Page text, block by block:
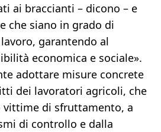
ai braccianti – dicono – e
che siano in grado di
garantendo al
economica e sociale».
adottare misure concrete
dei lavoratori agricoli, che
vittime di sfruttamento, a
di controllo e dalla